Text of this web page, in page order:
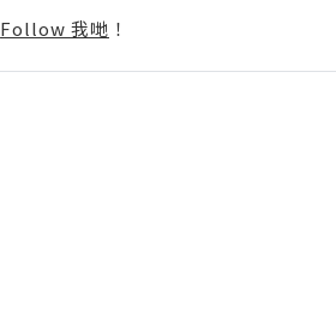
Follow 我哋 ！